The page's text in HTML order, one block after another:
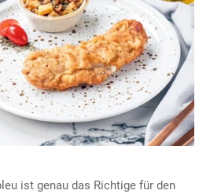
ist genau das Richtige für den